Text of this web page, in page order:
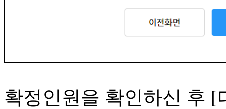
확정인원을 확인하신 후